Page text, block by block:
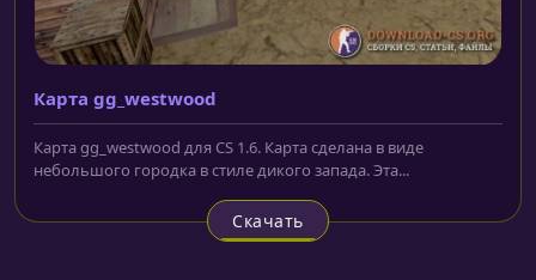
Карта gg_westwood
Карта gg_westwood для CS 1.6. Карта сделана в виде
небольшого городка в стиле дикого запада. Эта...
Скачать